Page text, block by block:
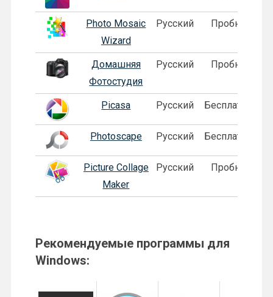
Photo Mosaic
Wizard
Русский Пробная
Домашняя
Фотостудия
Русский Пробная
Picasa Русский Бесплатная
Photoscape Русский Бесплатная
Picture Collage
Maker
Русский Пробная
Рекомендуемые программы для
Windows: